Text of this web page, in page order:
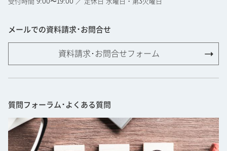
メールでの資料請求･お問合せ
資料請求･お問合せフォーム
質問フォーラム･よくある質問